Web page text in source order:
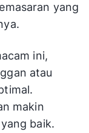
yang
ini,
atau
makin
baik.